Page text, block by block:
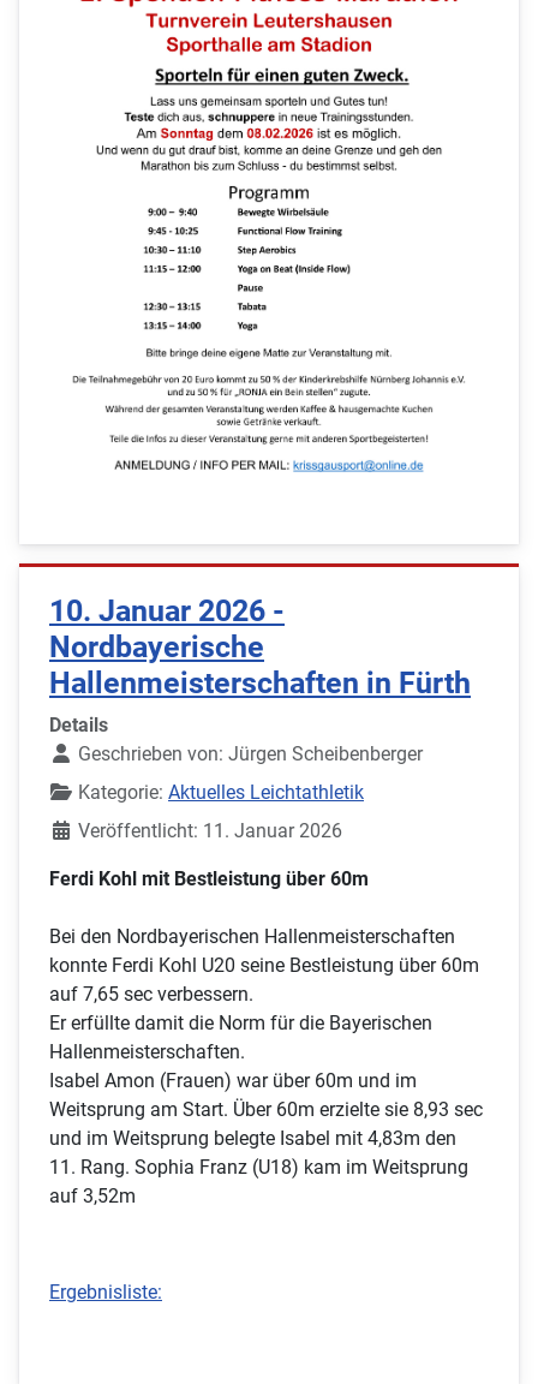
10. Januar 2026 -
Nordbayerische
Hallenmeisterschaften in Fürth
Details
Geschrieben von: Jürgen Scheibenberger
Kategorie: Aktuelles Leichtathletik
Veröffentlicht: 11. Januar 2026
Ferdi Kohl mit Bestleistung über 60m
Bei den Nordbayerischen Hallenmeisterschaften
konnte Ferdi Kohl U20 seine Bestleistung über 60m
auf 7,65 sec verbessern.
Er erfüllte damit die Norm für die Bayerischen
Hallenmeisterschaften.
Isabel Amon (Frauen) war über 60m und im
Weitsprung am Start. Über 60m erzielte sie 8,93 sec
und im Weitsprung belegte Isabel mit 4,83m den
11. Rang. Sophia Franz (U18) kam im Weitsprung
auf 3,52m
Ergebnisliste: